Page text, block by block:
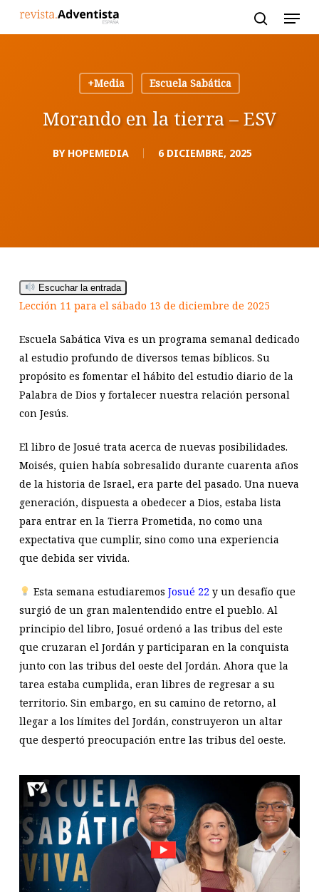
+Media
Escuela Sabática
Morando en la tierra – ESV
BY HOPEMEDIA 6 DICIEMBRE, 2025
Escuchar la entrada
Lección 11 para el sábado 13 de diciembre de 2025
Escuela Sabática Viva es un programa semanal dedicado
al estudio profundo de diversos temas bíblicos. Su
propósito es fomentar el hábito del estudio diario de la
Palabra de Dios y fortalecer nuestra relación personal
con Jesús.
El libro de Josué trata acerca de nuevas posibilidades.
Moisés, quien había sobresalido durante cuarenta años
de la historia de Israel, era parte del pasado. Una nueva
generación, dispuesta a obedecer a Dios, estaba lista
para entrar en la Tierra Prometida, no como una
expectativa que cumplir, sino como una experiencia
que debida ser vivida.
Esta semana estudiaremos Josué 22 y un desafío que
surgió de un gran malentendido entre el pueblo. Al
principio del libro, Josué ordenó a las tribus del este
que cruzaran el Jordán y participaran en la conquista
junto con las tribus del oeste del Jordán. Ahora que la
tarea estaba cumplida, eran libres de regresar a su
territorio. Sin embargo, en su camino de retorno, al
llegar a los límites del Jordán, construyeron un altar
que despertó preocupación entre las tribus del oeste.